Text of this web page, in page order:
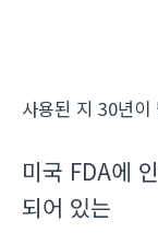
사용된 지 30년이
미국 FDA에
되어 있는